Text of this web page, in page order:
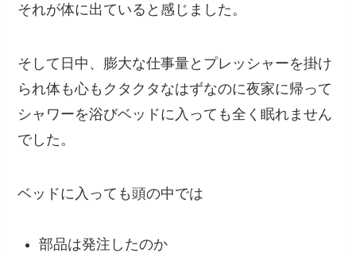
それが体に出ていると感じました。
そして日中、膨大な仕事量とプレッシャーを掛け
られ体も心もクタクタなはずなのに夜家に帰って
シャワーを浴びベッドに入っても全く眠れません
でした。
ベッドに入っても頭の中では
部品は発注したのか